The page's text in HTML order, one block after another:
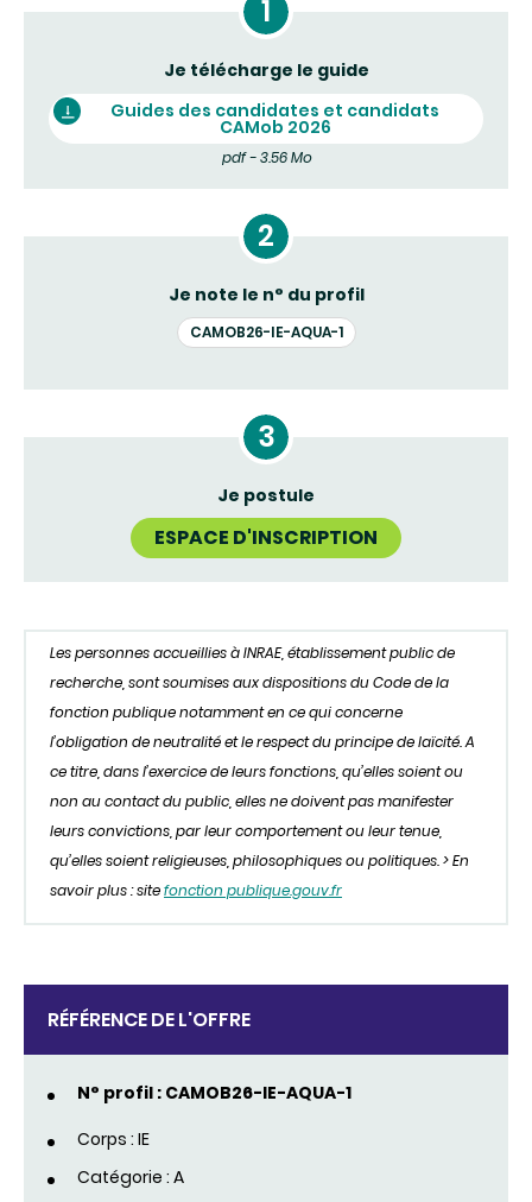
Je télécharge le guide
Guides des candidates et candidats
CAMob 2026
pdf - 3.56 Mo
Je note le n° du profil
CAMOB26-IE-AQUA-1
Je postule
ESPACE D'INSCRIPTION
Les personnes accueillies à INRAE, établissement public de
recherche, sont soumises aux dispositions du Code de la
fonction publique notamment en ce qui concerne
l’obligation de neutralité et le respect du principe de laïcité. A
ce titre, dans l’exercice de leurs fonctions, qu’elles soient ou
non au contact du public, elles ne doivent pas manifester
leurs convictions, par leur comportement ou leur tenue,
qu’elles soient religieuses, philosophiques ou politiques. > En
savoir plus : sitefonction publique.gouv.fr
RÉFÉRENCE DE L'OFFRE
N° profil : CAMOB26-IE-AQUA-1
Corps : IE
Catégorie : A